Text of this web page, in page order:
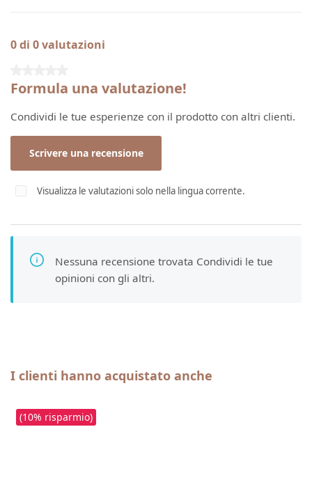
0 di 0 valutazioni
Formula una valutazione!
Condividi le tue esperienze con il prodotto con altri clienti.
Scrivere una recensione
Visualizza le valutazioni solo nella lingua corrente.
Nessuna recensione trovata Condividi le tue
opinioni con gli altri.
Salta la galleria dei prodotti
I clienti hanno acquistato anche
(10% risparmio)